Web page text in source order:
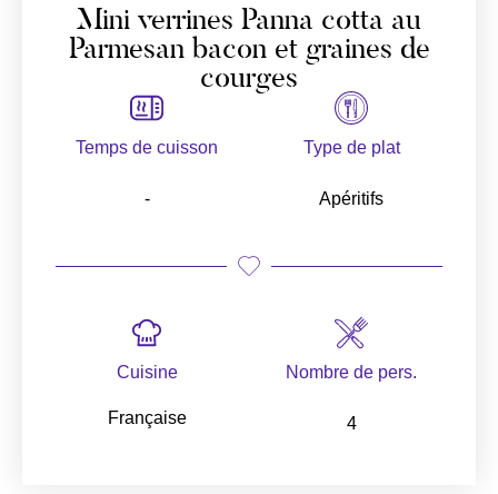
Mini verrines Panna cotta au
Parmesan bacon et graines de
courges
Temps de cuisson
-
Type de plat
Apéritifs
Cuisine
Française
Nombre de pers.
4